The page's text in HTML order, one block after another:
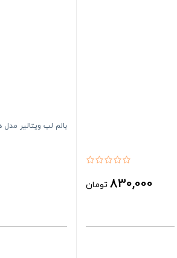
830,000 تومان
بالم لب ویتالیر مدل هیدرا